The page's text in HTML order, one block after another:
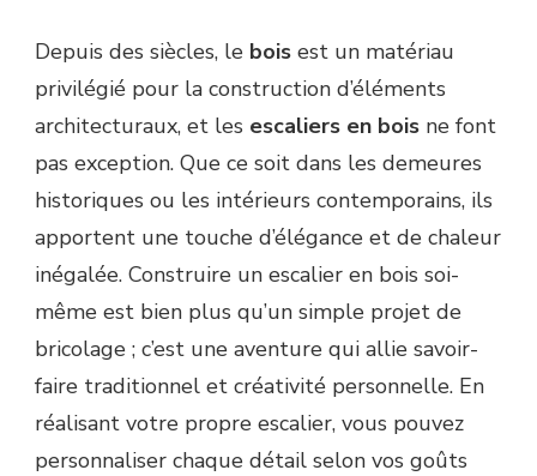
Depuis des siècles, le bois est un matériau
privilégié pour la construction d’éléments
architecturaux, et les escaliers en bois ne font
pas exception. Que ce soit dans les demeures
historiques ou les intérieurs contemporains, ils
apportent une touche d’élégance et de chaleur
inégalée. Construire un escalier en bois soi-
même est bien plus qu’un simple projet de
bricolage ; c’est une aventure qui allie savoir-
faire traditionnel et créativité personnelle. En
réalisant votre propre escalier, vous pouvez
personnaliser chaque détail selon vos goûts